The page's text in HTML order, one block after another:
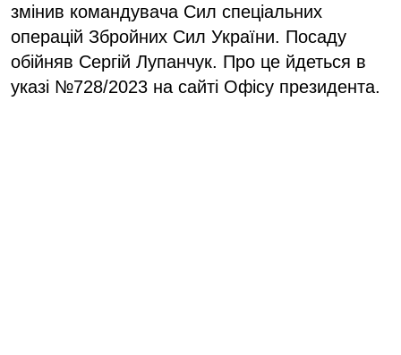
змінив командувача Сил спеціальних
операцій Збройних Сил України. Посаду
обійняв Сергій Лупанчук. Про це йдеться в
указі №728/2023 на сайті Офісу президента.